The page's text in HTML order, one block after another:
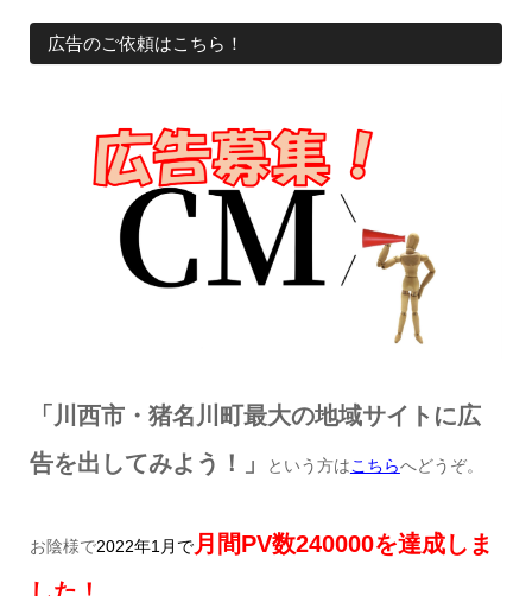
広告のご依頼はこちら！
「川西市・猪名川町最大の地域サイトに広
告を出してみよう！」
という方はこちらへどうぞ。
お陰様で2022年1月で月間PV数240000を達成しま